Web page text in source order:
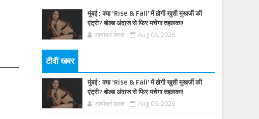
मुंबई : क्या ‘Rise & Fall’ में होगी खुशी मुखर्जी की
एंट्री? बोल्ड अंदाज से फिर मचेगा तहलका!
आर्यावर्त डेस्क Aug 06, 2026
टीवी खबर
मुंबई : क्या ‘Rise & Fall’ में होगी खुशी मुखर्जी की
एंट्री? बोल्ड अंदाज से फिर मचेगा तहलका!
आर्यावर्त डेस्क Aug 06, 2026